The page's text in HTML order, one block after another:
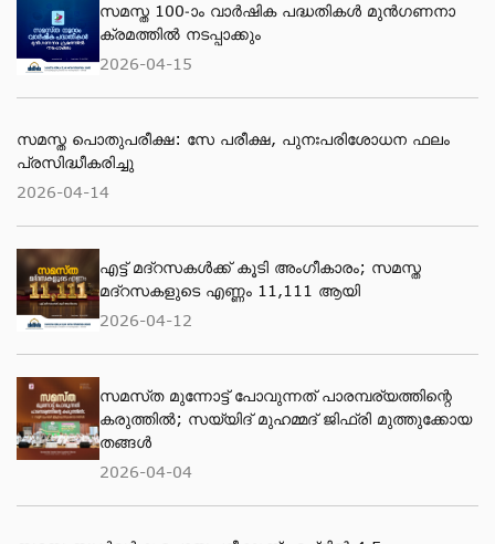
സമസ്ത 100-ാം വാര്‍ഷിക പദ്ധതികള്‍ മുന്‍ഗണനാ
ക്രമത്തില്‍ നടപ്പാക്കും
2026-04-15
സമസ്ത പൊതുപരീക്ഷ: സേ പരീക്ഷ, പുനഃപരിശോധന ഫലം
പ്രസിദ്ധീകരിച്ചു
2026-04-14
എട്ട് മദ്റസകള്‍ക്ക് കൂടി അംഗീകാരം; സമസ്ത
മദ്റസകളുടെ എണ്ണം 11,111 ആയി
2026-04-12
സമസ്‌ത മുന്നോട്ട് പോവുന്നത് പാരമ്പര്യത്തിന്റെ
കരുത്തിൽ; സയ്യിദ് മുഹമ്മദ് ജിഫ്രി മുത്തുക്കോയ
തങ്ങള്‍
2026-04-04